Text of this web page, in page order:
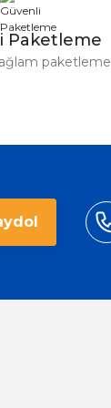
Paketleme
paketleme